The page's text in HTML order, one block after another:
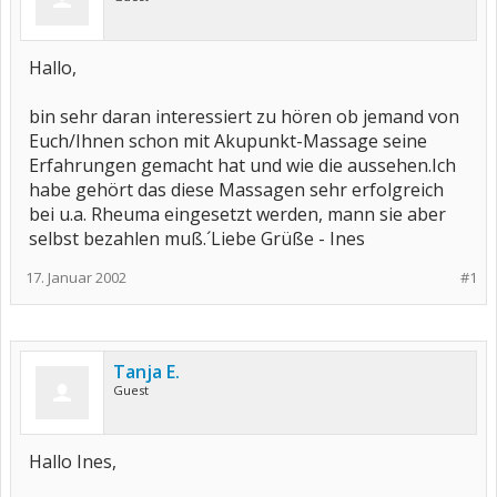
Hallo,
bin sehr daran interessiert zu hören ob jemand von
Euch/Ihnen schon mit Akupunkt-Massage seine
Erfahrungen gemacht hat und wie die aussehen.Ich
habe gehört das diese Massagen sehr erfolgreich
bei u.a. Rheuma eingesetzt werden, mann sie aber
selbst bezahlen muß.´Liebe Grüße - Ines
#1
17. Januar 2002
Tanja E.
Guest
Hallo Ines,